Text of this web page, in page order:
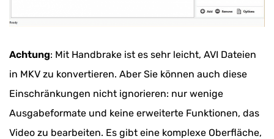
Achtung: Mit Handbrake ist es sehr leicht, AVI Dateien
in MKV zu konvertieren. Aber Sie können auch diese
Einschränkungen nicht ignorieren: nur wenige
Ausgabeformate und keine erweiterte Funktionen, das
Video zu bearbeiten. Es gibt eine komplexe Oberfläche,